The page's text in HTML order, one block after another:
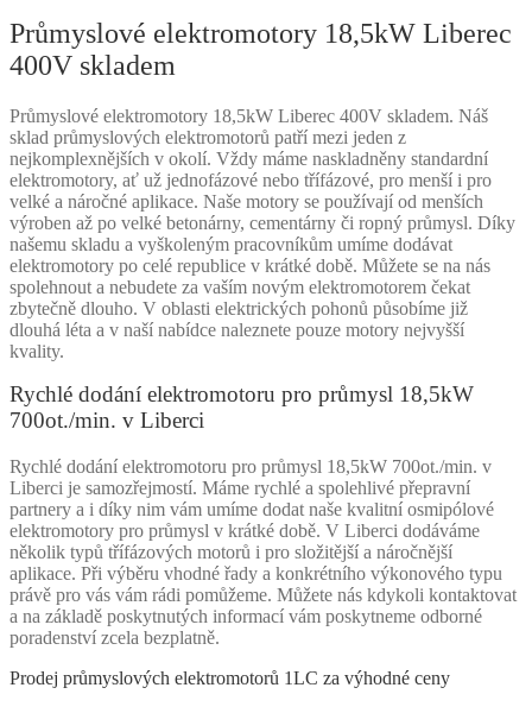
Průmyslové elektromotory 18,5kW Liberec
400V skladem
Průmyslové elektromotory 18,5kW Liberec 400V skladem. Náš
sklad průmyslových elektromotorů patří mezi jeden z
nejkomplexnějších v okolí. Vždy máme naskladněny standardní
elektromotory, ať už jednofázové nebo třífázové, pro menší i pro
velké a náročné aplikace. Naše motory se používají od menších
výroben až po velké betonárny, cementárny či ropný průmysl. Díky
našemu skladu a vyškoleným pracovníkům umíme dodávat
elektromotory po celé republice v krátké době. Můžete se na nás
spolehnout a nebudete za vaším novým elektromotorem čekat
zbytečně dlouho. V oblasti elektrických pohonů působíme již
dlouhá léta a v naší nabídce naleznete pouze motory nejvyšší
kvality.
Rychlé dodání elektromotoru pro průmysl 18,5kW
700ot./min. v Liberci
Rychlé dodání elektromotoru pro průmysl 18,5kW 700ot./min. v
Liberci je samozřejmostí. Máme rychlé a spolehlivé přepravní
partnery a i díky nim vám umíme dodat naše kvalitní osmipólové
elektromotory pro průmysl v krátké době. V Liberci dodáváme
několik typů třífázových motorů i pro složitější a náročnější
aplikace. Při výběru vhodné řady a konkrétního výkonového typu
právě pro vás vám rádi pomůžeme. Můžete nás kdykoli kontaktovat
a na základě poskytnutých informací vám poskytneme odborné
poradenství zcela bezplatně.
Prodej průmyslových elektromotorů 1LC za výhodné ceny